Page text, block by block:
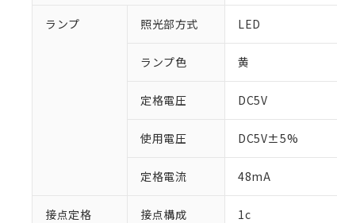
ランプ 照光部方式 LED
ランプ色 黄
定格電圧 DC5V
使用電圧 DC5V±5%
定格電流 48mA
接点定格 接点構成 1c